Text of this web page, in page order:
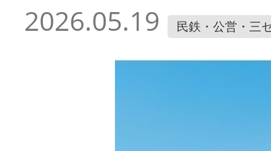
2026.05.19 民鉄・公営・三